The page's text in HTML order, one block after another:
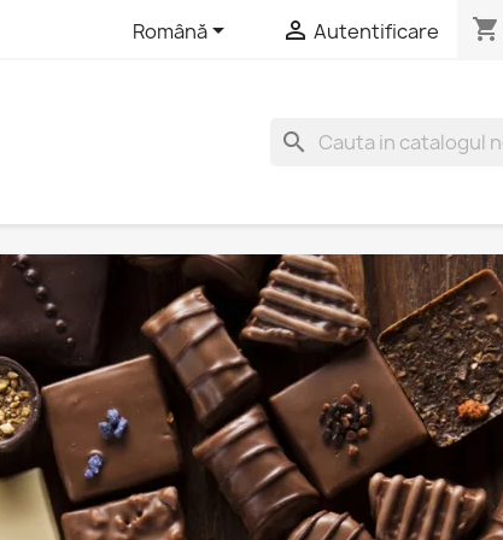
Română  Autentificare shopping_cart
search